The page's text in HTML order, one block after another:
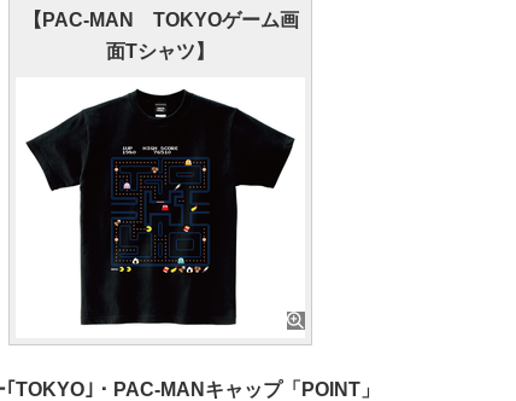
【PAC-MAN TOKYOゲーム画
面Tシャツ】
TOKYO｣・PAC-MANキャップ「POINT」